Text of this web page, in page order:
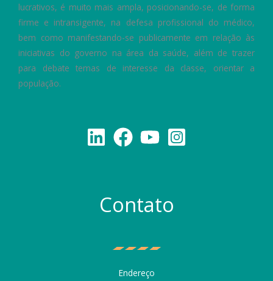
lucrativos, é muito mais ampla, posicionando-se, de forma
firme e intransigente, na defesa profissional do médico,
bem como manifestando-se publicamente em relação às
iniciativas do governo na área da saúde, além de trazer
para debate temas de interesse da classe, orientar a
população.
Contato
Endereço